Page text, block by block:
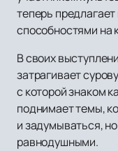
теперь
способностями на
В своих
затрагивает
с которой знаком
поднимает темы,
и задумываться,
равнодушными.